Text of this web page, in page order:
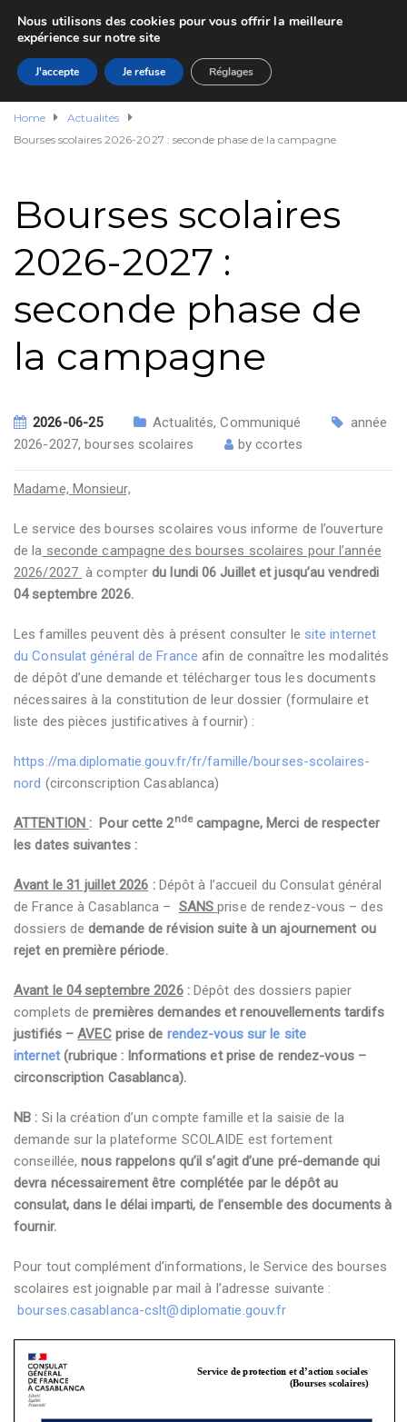
Home
Actualités
Bourses scolaires 2026-2027 : seconde phase de la campagne
Bourses scolaires
2026-2027 :
seconde phase de
la campagne
2026-06-25 Actualités,Communiqué
année
2026-2027,bourses scolaires byccortes
Madame, Monsieur,
Le service des bourses scolaires vous informe de l’ouverture
de la seconde campagne des bourses scolaires pour l’année
2026/2027 à compterdu lundi 06 Juillet et jusqu’au vendredi
04 septembre 2026.
Les familles peuvent dès à présent consulter le site internet
du Consulat général de Franceafin de connaître les modalités
de dépôt d’une demande et télécharger tous les documents
nécessaires à la constitution de leur dossier (formulaire et
liste des pièces justificatives à fournir) :
https://ma.diplomatie.gouv.fr/fr/famille/bourses-scolaires-
nord (circonscription Casablanca)
ATTENTION : Pour cette 2ndecampagne, Merci de respecter
les dates suivantes :
Avant le 31 juillet 2026 : Dépôt à l’accueil du Consulat général
de France à Casablanca – SANSprise de rendez-vous – des
dossiers dedemande de révision suite à un ajournement ou
rejet en première période.
Avant le 04 septembre 2026: Dépôt des dossiers papier
complets de premières demandes et renouvellements tardifs
justifiés –AVEC prise de rendez-vous sur le site
internet(rubrique : Informations et prise de rendez-vous –
circonscription Casablanca).
NB : Si la création d’un compte famille et la saisie de la
demande sur la plateforme SCOLAIDE est fortement
conseillée,nous rappelons qu’il s’agit d’une pré-demande qui
devra nécessairement être complétée par le dépôt au
consulat, dans le délai imparti, de l’ensemble des documents à
fournir.
Pour tout complément d’informations, le Service des bourses
scolaires est joignable par mail à l’adresse suivante :
bourses.casablanca-cslt@diplomatie.gouv.fr
Nous utilisons des cookies pour vous offrir la meilleure
expérience sur notre site
J'accepte Je refuse Réglages